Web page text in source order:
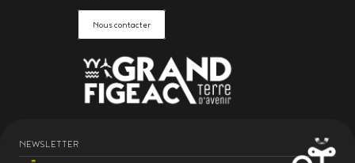
Nous contacter
NEWSLETTER